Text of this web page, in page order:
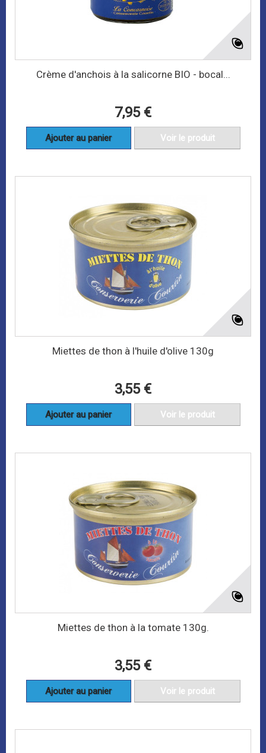
Crème d'anchois à la salicorne BIO - bocal...
7,95 €
Ajouter au panier Voir le produit
Miettes de thon à l'huile d'olive 130g
3,55 €
Ajouter au panier Voir le produit
Miettes de thon à la tomate 130g.
3,55 €
Ajouter au panier Voir le produit